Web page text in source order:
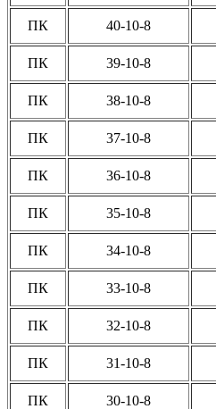
ПК 40-10-8
ПК 39-10-8
ПК 38-10-8
ПК 37-10-8
ПК 36-10-8
ПК 35-10-8
ПК 34-10-8
ПК 33-10-8
ПК 32-10-8
ПК 31-10-8
ПК 30-10-8